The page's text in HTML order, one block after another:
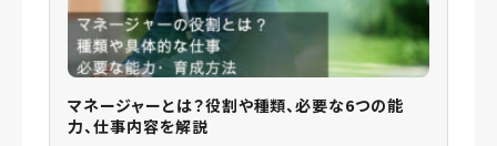
マネージャーとは？役割や種類、必要な6つの能
力、仕事内容を解説